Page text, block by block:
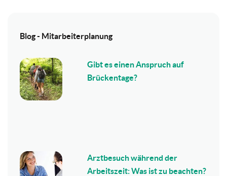
Blog - Mitarbeiterplanung
Gibt es einen Anspruch auf
Brückentage?
Arztbesuch während der
Arbeitszeit: Was ist zu beachten?